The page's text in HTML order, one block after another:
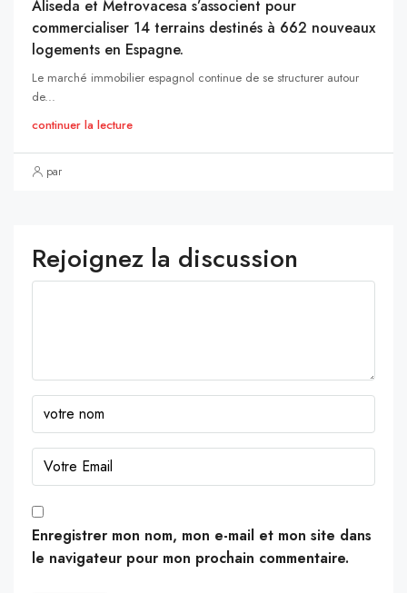
Aliseda et Metrovacesa s’associent pour
commercialiser 14 terrains destinés à 662 nouveaux
logements en Espagne.
Le marché immobilier espagnol continue de se structurer autour
de...
continuer la lecture
par
Rejoignez la discussion
Enregistrer mon nom, mon e-mail et mon site dans
le navigateur pour mon prochain commentaire.